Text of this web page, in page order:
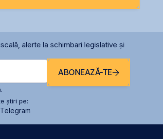
alerte la schimbari legislative și
ABONEAZĂ-TE
știri pe:
Telegram